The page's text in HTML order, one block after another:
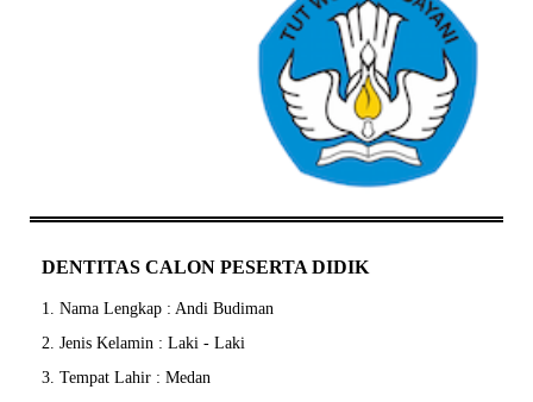
DENTITAS CALON PESERTA DIDIK
1. Nama Lengkap : Andi Budiman
2. Jenis Kelamin : Laki - Laki
3. Tempat Lahir : Medan